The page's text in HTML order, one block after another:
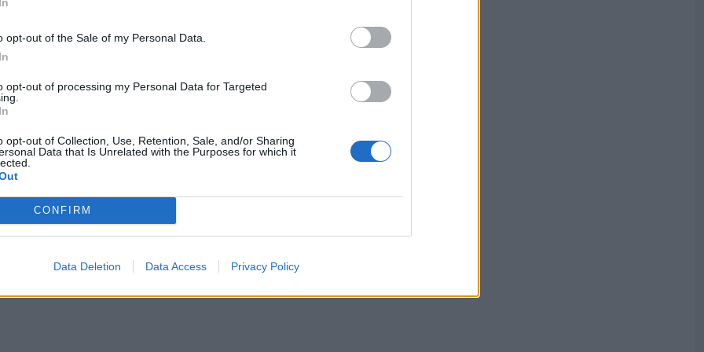
opt-out of the Sale of my Personal Data.
opt-out of processing my Personal Data for Targeted
opt-out of Collection, Use, Retention, Sale, and/or Sharing
Data that Is Unrelated with the Purposes for which it
CONFIRM
Data Deletion Data Access Privacy Policy
július 8-án közlik.
és keresztnevet helyettesítő egyedi
adatvédelmi rendeletnek megfelelően. Az
aláírása ellenében kapják meg az első
15 óráig közzéteszik a
.